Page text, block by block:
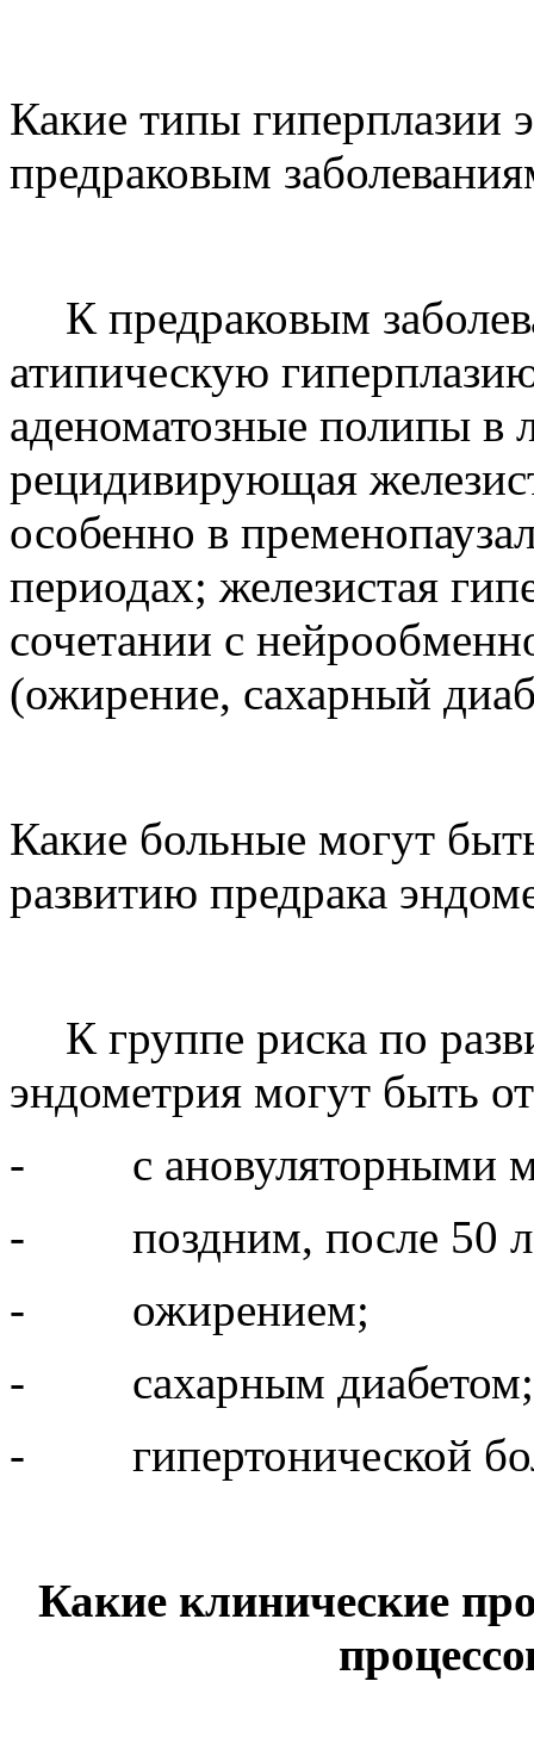
Какие типы гиперплазии
предраковым
К предраковым
атипическую
аденоматозные полипы в
рецидивирующая
особенно в
периодах; железистая
сочетании с
(ожирение, сахарный
Какие больные могут
развитию предрака
К группе риска по
эндометрия могут быть
-
с ановуляторными
-
поздним, после 50
-
ожирением;
-
сахарным диабетом;
-
гипертонической
Какие клинические